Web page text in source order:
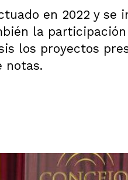
en 2022 y
la
los proyectos
notas.